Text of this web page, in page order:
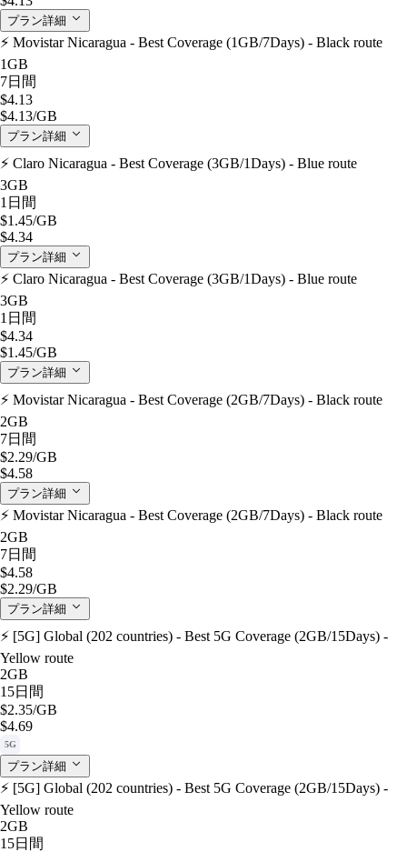
プラン詳細
⚡️ Movistar Nicaragua - Best Coverage (1GB/7Days) - Black route
1GB
7日間
$4.13
$4.13/GB
プラン詳細
⚡️ Claro Nicaragua - Best Coverage (3GB/1Days) - Blue route
3GB
1日間
$1.45/GB
$4.34
プラン詳細
⚡️ Claro Nicaragua - Best Coverage (3GB/1Days) - Blue route
3GB
1日間
$4.34
$1.45/GB
プラン詳細
⚡️ Movistar Nicaragua - Best Coverage (2GB/7Days) - Black route
2GB
7日間
$2.29/GB
$4.58
プラン詳細
⚡️ Movistar Nicaragua - Best Coverage (2GB/7Days) - Black route
2GB
7日間
$4.58
$2.29/GB
プラン詳細
⚡️ [5G] Global (202 countries) - Best 5G Coverage (2GB/15Days) -
Yellow route
2GB
15日間
$2.35/GB
$4.69
5G
プラン詳細
⚡️ [5G] Global (202 countries) - Best 5G Coverage (2GB/15Days) -
Yellow route
2GB
15日間